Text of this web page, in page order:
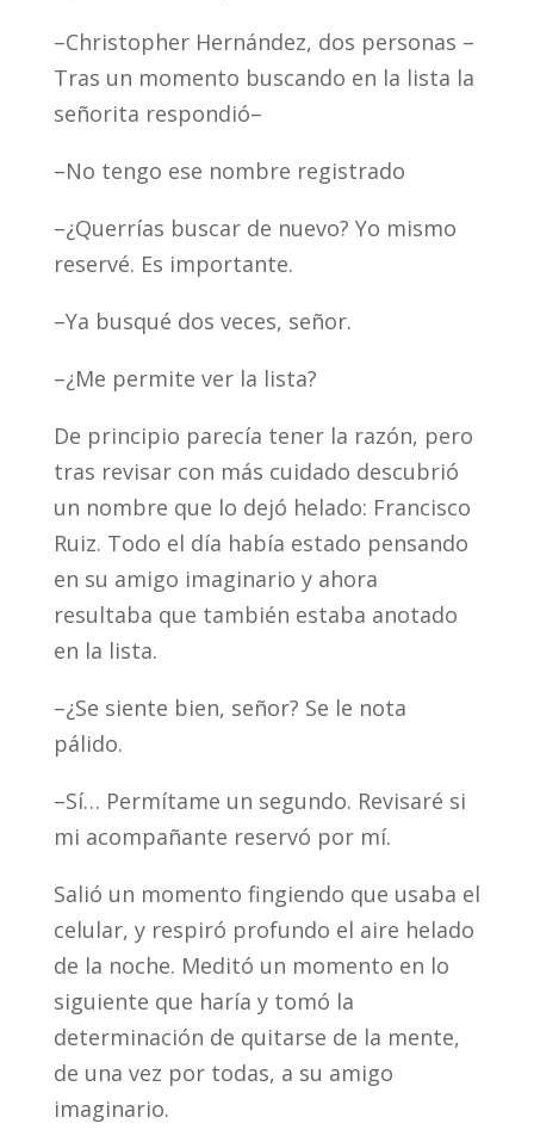
–Christopher Hernández, dos personas –
Tras un momento buscando en la lista la
señorita respondió–
–No tengo ese nombre registrado
–¿Querrías buscar de nuevo? Yo mismo
reservé. Es importante.
–Ya busqué dos veces, señor.
–¿Me permite ver la lista?
De principio parecía tener la razón, pero
tras revisar con más cuidado descubrió
un nombre que lo dejó helado: Francisco
Ruiz. Todo el día había estado pensando
en su amigo imaginario y ahora
resultaba que también estaba anotado
en la lista.
–¿Se siente bien, señor? Se le nota
pálido.
–Sí… Permítame un segundo. Revisaré si
mi acompañante reservó por mí.
Salió un momento fingiendo que usaba el
celular, y respiró profundo el aire helado
de la noche. Meditó un momento en lo
siguiente que haría y tomó la
determinación de quitarse de la mente,
de una vez por todas, a su amigo
imaginario.